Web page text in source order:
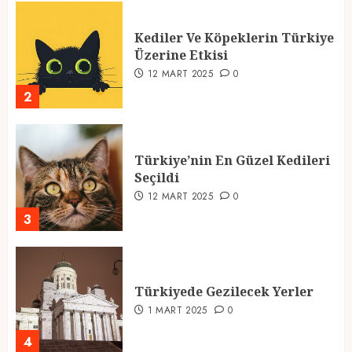
2
Kediler Ve Köpeklerin Türkiye
Üzerine Etkisi
12 MART 2025 0
3
Türkiye’nin En Güzel Kedileri
Seçildi
12 MART 2025 0
4
Türkiyede Gezilecek Yerler
1 MART 2025 0